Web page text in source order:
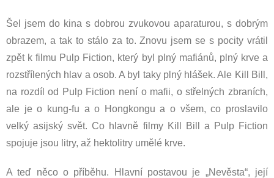
Šel jsem do kina s dobrou zvukovou aparaturou, s dobrým
obrazem, a tak to stálo za to. Znovu jsem se s pocity vrátil
zpět k filmu Pulp Fiction, který byl plný mafiánů, plný krve a
rozstřílených hlav a osob. A byl taky plný hlášek. Ale Kill Bill,
na rozdíl od Pulp Fiction není o mafii, o střelných zbraních,
ale je o kung-fu a o Hongkongu a o všem, co proslavilo
velký asijský svět. Co hlavně filmy Kill Bill a Pulp Fiction
spojuje jsou litry, až hektolitry umělé krve.
A teď něco o příběhu. Hlavní postavou je „Nevěsta“, její